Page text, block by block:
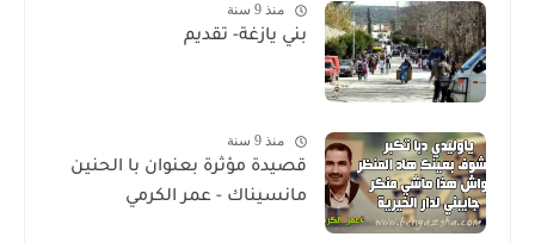
منذ 9 سنة
بني يازغة- تقديم
منذ 9 سنة
قصيدة مؤثرة بعنوان با الحنين
مانسيناك - عمر الكرمي